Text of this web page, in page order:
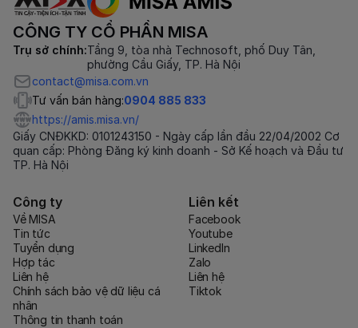
CÔNG TY CỔ PHẦN MISA
Trụ sở chính:Tầng 9, tòa nhà Technosoft, phố Duy Tân,
phường Cầu Giấy, TP. Hà Nội
contact@misa.com.vn
Tư vấn bán hàng:0904 885 833
https://amis.misa.vn/
Giấy CNĐKKD: 0101243150 - Ngày cấp lần đầu 22/04/2002 Cơ
quan cấp: Phòng Đăng ký kinh doanh - Sở Kế hoạch và Đầu tư
TP. Hà Nội
Công ty
Về MISA
Tin tức
Tuyển dụng
Hợp tác
Liên hệ
Chính sách bảo vệ dữ liệu cá
nhân
Thông tin thanh toán
Liên kết
Facebook
Youtube
LinkedIn
Zalo
Liên hệ
Tiktok